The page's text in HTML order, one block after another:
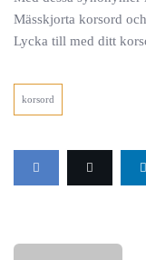
Mässkjorta korsord
Lycka till med ditt
korsord